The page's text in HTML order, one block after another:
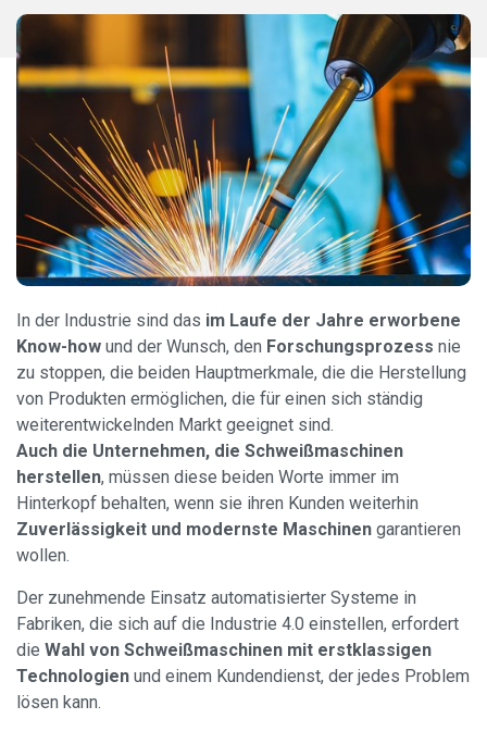
In der Industrie sind das im Laufe der Jahre erworbene
Know-how und der Wunsch, den Forschungsprozess nie
zu stoppen, die beiden Hauptmerkmale, die die Herstellung
von Produkten ermöglichen, die für einen sich ständig
weiterentwickelnden Markt geeignet sind.
Auch die Unternehmen, die Schweißmaschinen
herstellen, müssen diese beiden Worte immer im
Hinterkopf behalten, wenn sie ihren Kunden weiterhin
Zuverlässigkeit und modernste Maschinen garantieren
wollen.
Der zunehmende Einsatz automatisierter Systeme in
Fabriken, die sich auf die Industrie 4.0 einstellen, erfordert
die Wahl von Schweißmaschinen mit erstklassigen
Technologien und einem Kundendienst, der jedes Problem
lösen kann.